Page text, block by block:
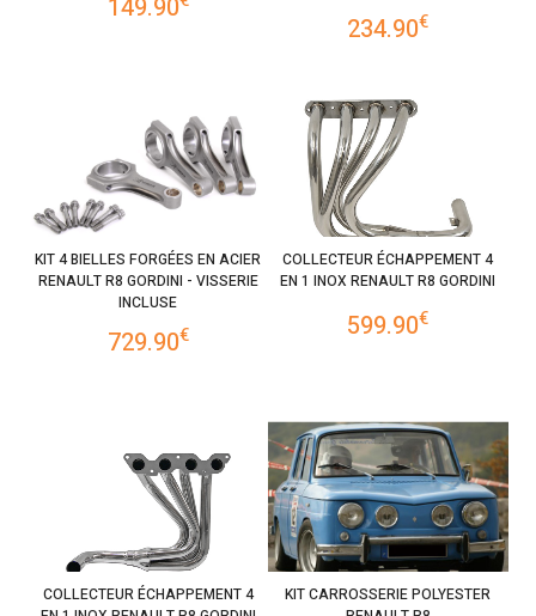
149.90
234.90€
KIT 4 BIELLES FORGÉES EN ACIER
RENAULT R8 GORDINI - VISSERIE
INCLUSE
729.90€
COLLECTEUR ÉCHAPPEMENT 4
EN 1 INOX RENAULT R8 GORDINI
599.90€
COLLECTEUR ÉCHAPPEMENT 4
KIT CARROSSERIE POLYESTER